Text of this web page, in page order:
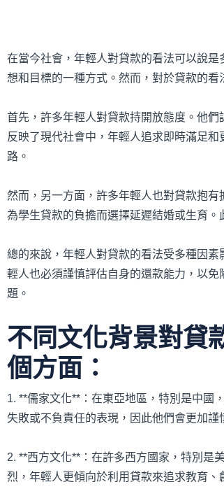
在當今社會，年輕人對貸款的看法可以說
想和目標的一種方式。然而，對於貸款的
首先，許多年輕人對貸款持開放態度。他
反映了現代社會中，年輕人追求即時滿足
路。
然而，另一方面，許多年輕人也對貸款抱
為學生貸款的負擔而選擇延遲結婚或生育
總的來說，年輕人對貸款的看法受多種因
輕人也必須謹慎評估自身的還款能力，以
題。
不同文化背景對貸
個方面：
1. **儒家文化**：在東亞地區，特別是中國
失敗或不負責任的表現，因此他們會更加
2. **西方文化**：在許多西方國家，特別是
烈，年輕人更傾向於利用貸款來追求教育